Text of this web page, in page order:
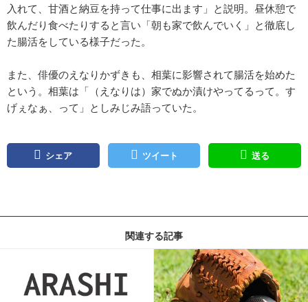
入れて、甘酒と納豆を持って仕事に出ます」と説明。昼休憩で
飲んだり食べたりすると言い「朝も家で飲んでいく」と徹底し
た腸活をしている様子だった。
また、俳優のえなりかずきも、相葉に影響されて腸活を始めた
という。相葉は「（えなりは）家でぬか漬けやってるって。す
げぇなぁ、って」としみじみ語っていた。
シェア ツイート 送る
関連する記事